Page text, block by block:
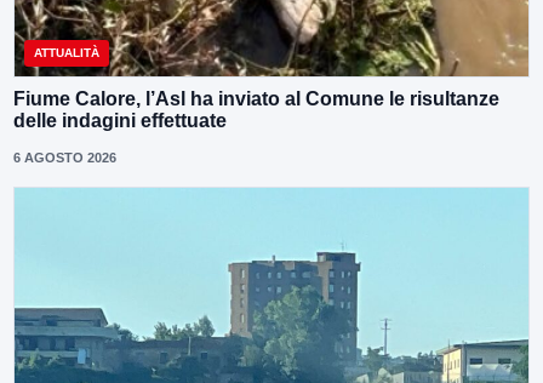
ATTUALITÀ
Fiume Calore, l’Asl ha inviato al Comune le risultanze
delle indagini effettuate
6 AGOSTO 2026